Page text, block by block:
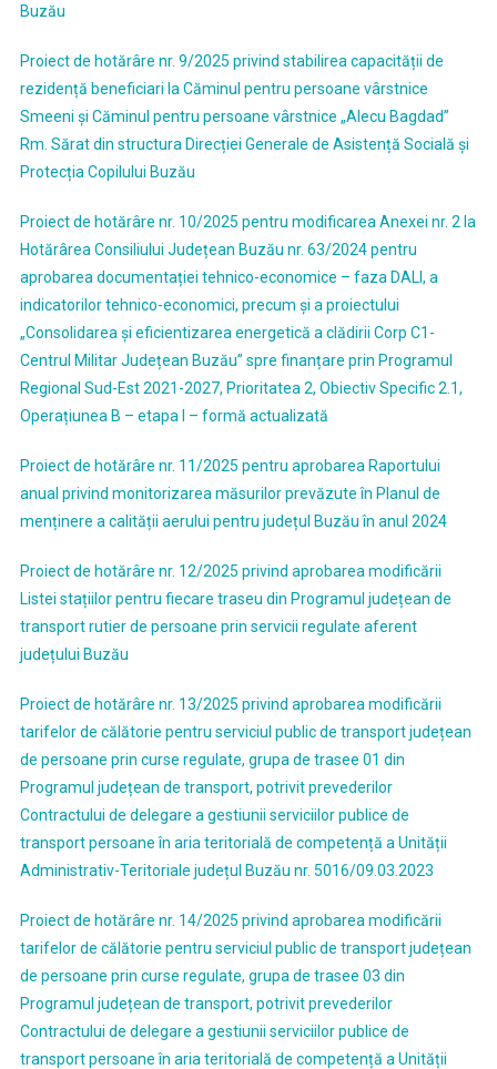
Buzău
Proiect de hotărâre nr. 9/2025 privind stabilirea capacității de
rezidență beneficiari la Căminul pentru persoane vârstnice
Smeeni și Căminul pentru persoane vârstnice „Alecu Bagdad”
Rm. Sărat din structura Direcției Generale de Asistență Socială și
Protecția Copilului Buzău
Proiect de hotărâre nr. 10/2025 pentru modificarea Anexei nr. 2 la
Hotărârea Consiliului Județean Buzău nr. 63/2024 pentru
aprobarea documentației tehnico-economice – faza DALI, a
indicatorilor tehnico-economici, precum și a proiectului
„Consolidarea și eficientizarea energetică a clădirii Corp C1-
Centrul Militar Județean Buzău” spre finanțare prin Programul
Regional Sud-Est 2021-2027, Prioritatea 2, Obiectiv Specific 2.1,
Operațiunea B – etapa I – formă actualizată
Proiect de hotărâre nr. 11/2025 pentru aprobarea Raportului
anual privind monitorizarea măsurilor prevăzute în Planul de
menținere a calității aerului pentru județul Buzău în anul 2024
Proiect de hotărâre nr. 12/2025 privind aprobarea modificării
Listei stațiilor pentru fiecare traseu din Programul județean de
transport rutier de persoane prin servicii regulate aferent
județului Buzău
Proiect de hotărâre nr. 13/2025 privind aprobarea modificării
tarifelor de călătorie pentru serviciul public de transport județean
de persoane prin curse regulate, grupa de trasee 01 din
Programul județean de transport, potrivit prevederilor
Contractului de delegare a gestiunii serviciilor publice de
transport persoane în aria teritorială de competență a Unității
Administrativ-Teritoriale județul Buzău nr. 5016/09.03.2023
Proiect de hotărâre nr. 14/2025 privind aprobarea modificării
tarifelor de călătorie pentru serviciul public de transport județean
de persoane prin curse regulate, grupa de trasee 03 din
Programul județean de transport, potrivit prevederilor
Contractului de delegare a gestiunii serviciilor publice de
transport persoane în aria teritorială de competență a Unității